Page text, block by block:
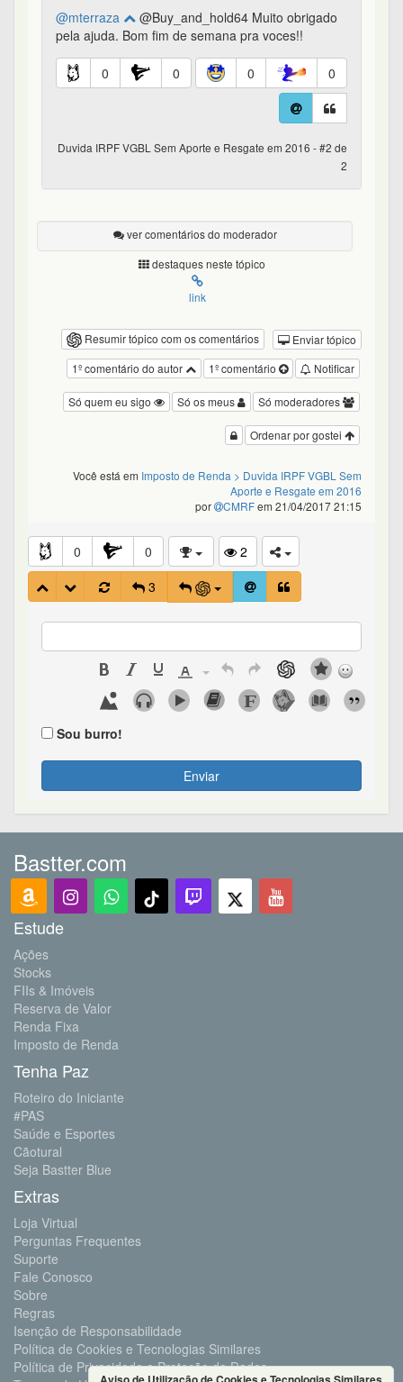
@mterraza
@Buy_and_hold64 Muito obrigado
pela ajuda. Bom fim de semana pra voces!!
0 0 0 0
Duvida IRPF VGBL Sem Aporte e Resgate em 2016 - #2 de
2
ver comentários do moderador
destaques neste tópico
link
Resumir tópico com os comentários
Enviar tópico
Notificar
1º comentário
1º comentário do autor
Só moderadores
Só os meus
Só quem eu sigo
Ordenar por gostei
Você está em Imposto de Renda > Duvida IRPF VGBL Sem
Aporte e Resgate em 2016
por
CMRFem 21/04/2017 21:15
0 0
2
3
Sou burro!
Enviar
Bastter.com
Estude
Ações
Stocks
FIIs & Imóveis
Reserva de Valor
Renda Fixa
Imposto de Renda
Tenha Paz
Roteiro do Iniciante
#PAS
Saúde e Esportes
Cãotural
Seja Bastter Blue
Extras
Loja Virtual
Perguntas Frequentes
Suporte
Fale Conosco
Sobre
Regras
Isenção de Responsabilidade
Política de Cookies e Tecnologias Similares
Política de Privacidade e Proteção de Dados